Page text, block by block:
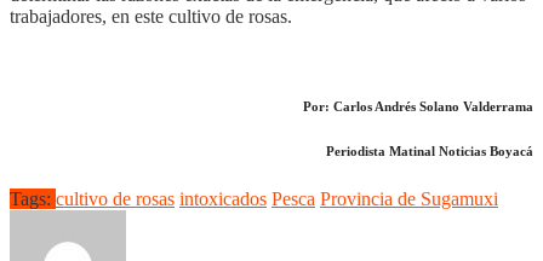
trabajadores, en este cultivo de rosas.
Por: Carlos Andrés Solano Valderrama
Periodista Matinal Noticias Boyacá
Tags: cultivo de rosas intoxicados Pesca Provincia de Sugamuxi